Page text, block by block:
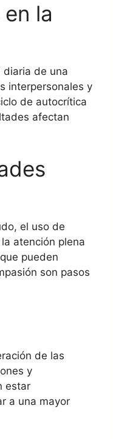
la
de una
interpersonales y
de autocrítica
afectan
el uso de
atención plena
pueden
son pasos
de las
y
estar
a una mayor